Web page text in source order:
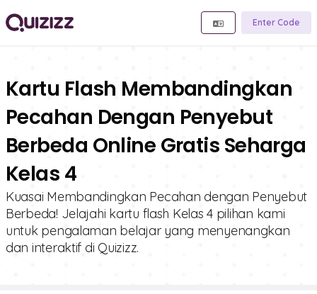
Enter Code
Kartu Flash Membandingkan
Pecahan Dengan Penyebut
Berbeda Online Gratis Seharga
Kelas 4
Kuasai Membandingkan Pecahan dengan Penyebut
Berbeda! Jelajahi kartu flash Kelas 4 pilihan kami
untuk pengalaman belajar yang menyenangkan
dan interaktif di Quizizz.